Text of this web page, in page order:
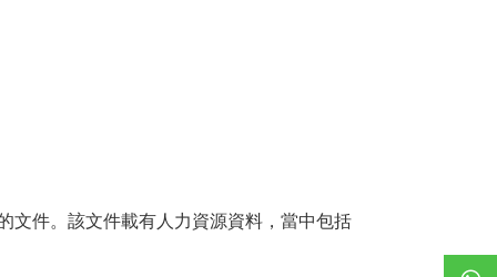
文件。該文件載有人力資源資料，當中包括